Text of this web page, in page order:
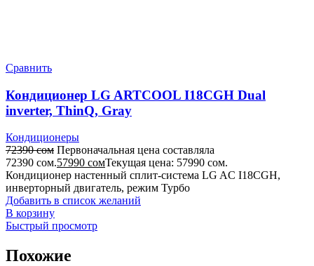
Сравнить
Кондиционер LG ARTCOOL I18CGH Dual
inverter, ThinQ, Gray
Кондиционеры
72390сом Первоначальная цена составляла
72390 сом.57990 сомТекущая цена: 57990 сом.
Кондиционер настенный сплит-система LG AC I18CGH,
инверторный двигатель, режим Турбо
Добавить в список желаний
В корзину
Быстрый просмотр
Похожие